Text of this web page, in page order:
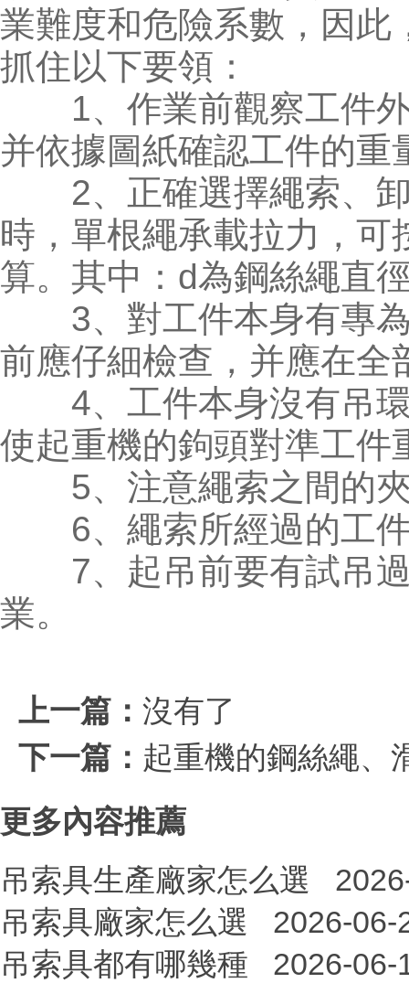
業難度和危險系數，因此
抓住以下要領：
1、作業前觀察工件外
并依據圖紙確認工件的重
2、正確選擇繩索、卸
時，單根繩承載拉力，可
算。其中：d為鋼絲繩直
3、對工件本身有專為
前應仔細檢查，并應在全
4、工件本身沒有吊環
使起重機的鉤頭對準工件
5、注意繩索之間的夾
6、繩索所經過的工件
7、起吊前要有試吊過
業。
上一篇： 沒有了
下一篇： 起重機的鋼絲繩、
更多內容推薦
吊索具生產廠家怎么選
吊索具廠家怎么選
2026-06-
吊索具都有哪幾種
2026-06-